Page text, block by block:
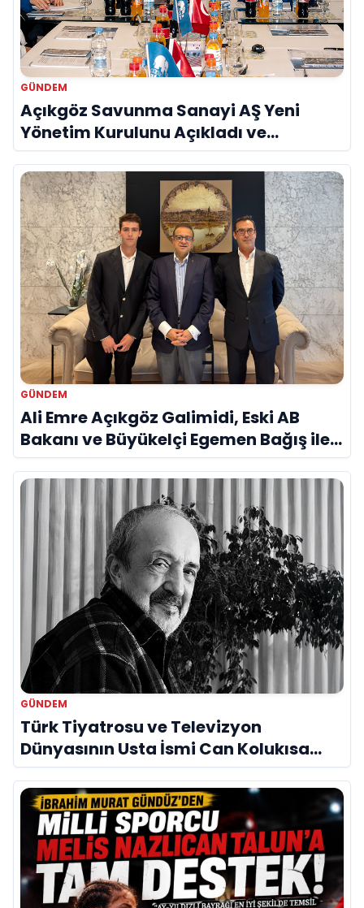
GÜNDEM
Açıkgöz Savunma Sanayi AŞ Yeni
Yönetim Kurulunu Açıkladı ve
Savunma Sanayinde Küresel Vizyon
Vurgusu
GÜNDEM
Ali Emre Açıkgöz Galimidi, Eski AB
Bakanı ve Büyükelçi Egemen Bağış ile
Bir Araya Geldi
GÜNDEM
Türk Tiyatrosu ve Televizyon
Dünyasının Usta İsmi Can Kolukısa
Hayatını Kaybetti